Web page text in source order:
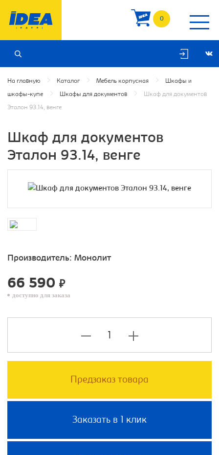
0
На главную Каталог Мебель корпусная Шкафы и
шкафы-купе Шкафы для документов Шкаф для документов
Эталон 93.14, венге
Шкаф для документов
Эталон 93.14, венге
Производитель: Монолит
66 590 ₽
доступно для заказа
Предзаказ товара
Заказать в 1 клик